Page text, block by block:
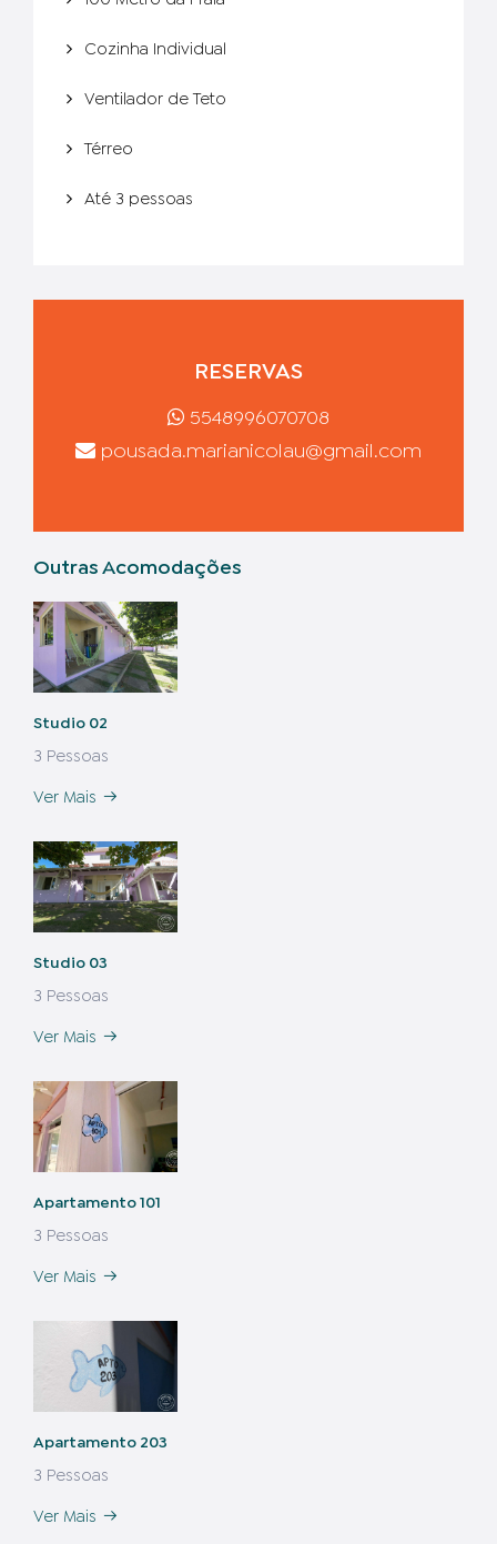
Cozinha Individual
Ventilador de Teto
Térreo
Até 3 pessoas
RESERVAS
5548996070708
pousada.marianicolau@gmail.com
Outras Acomodações
Studio 02
3 Pessoas
Ver Mais
Studio 03
3 Pessoas
Ver Mais
Apartamento 101
3 Pessoas
Ver Mais
Apartamento 203
3 Pessoas
Ver Mais